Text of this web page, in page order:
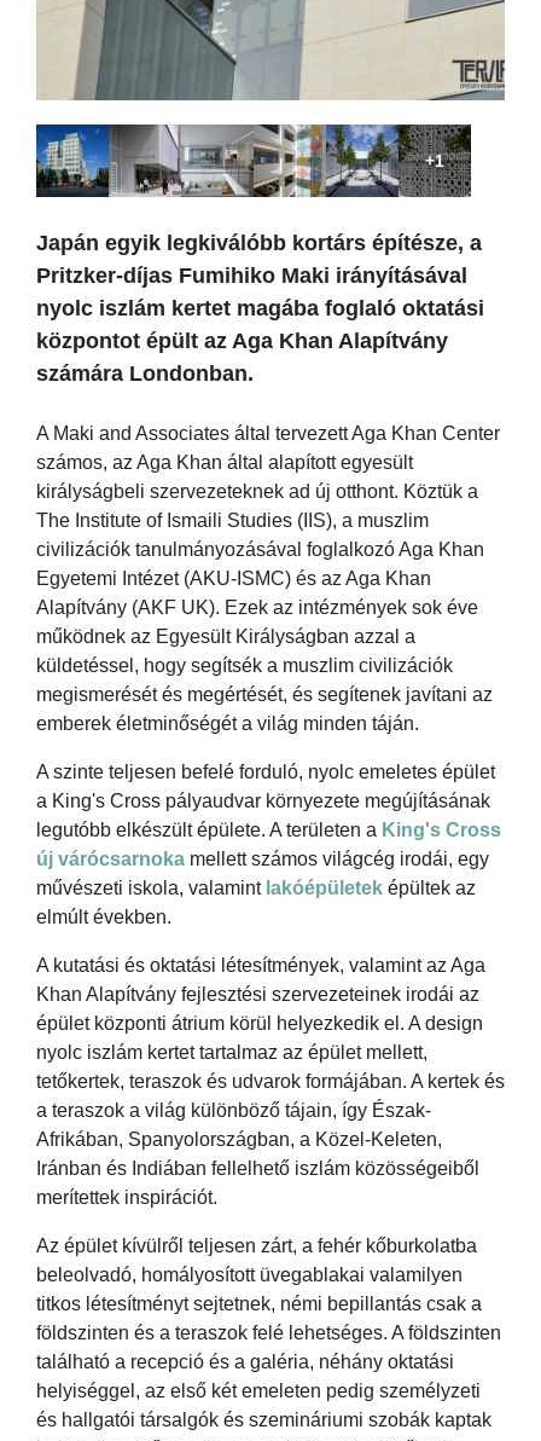
+1
Japán egyik legkiválóbb kortárs építésze, a
Pritzker-díjas Fumihiko Maki irányításával
nyolc iszlám kertet magába foglaló oktatási
központot épült az Aga Khan Alapítvány
számára Londonban.
A Maki and Associates által tervezett Aga Khan Center
számos, az Aga Khan által alapított egyesült
királyságbeli szervezeteknek ad új otthont. Köztük a
The Institute of Ismaili Studies (IIS), a muszlim
civilizációk tanulmányozásával foglalkozó Aga Khan
Egyetemi Intézet (AKU-ISMC) és az Aga Khan
Alapítvány (AKF UK). Ezek az intézmények sok éve
működnek az Egyesült Királyságban azzal a
küldetéssel, hogy segítsék a muszlim civilizációk
megismerését és megértését, és segítenek javítani az
emberek életminőségét a világ minden táján.
A szinte teljesen befelé forduló, nyolc emeletes épület
a King's Cross pályaudvar környezete megújításának
legutóbb elkészült épülete. A területen a King's Cross
új várócsarnoka mellett számos világcég irodái, egy
művészeti iskola, valamint lakóépületek épültek az
elmúlt években.
A kutatási és oktatási létesítmények, valamint az Aga
Khan Alapítvány fejlesztési szervezeteinek irodái az
épület központi átrium körül helyezkedik el. A design
nyolc iszlám kertet tartalmaz az épület mellett,
tetőkertek, teraszok és udvarok formájában. A kertek és
a teraszok a világ különböző tájain, így Észak-
Afrikában, Spanyolországban, a Közel-Keleten,
Iránban és Indiában fellelhető iszlám közösségeiből
merítettek inspirációt.
Az épület kívülről teljesen zárt, a fehér kőburkolatba
beleolvadó, homályosított üvegablakai valamilyen
titkos létesítményt sejtetnek, némi bepillantás csak a
földszinten és a teraszok felé lehetséges. A földszinten
található a recepció és a galéria, néhány oktatási
helyiséggel, az első két emeleten pedig személyzeti
és hallgatói társalgók és szemináriumi szobák kaptak